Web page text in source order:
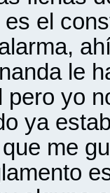
el
le
pero yo
ya
me